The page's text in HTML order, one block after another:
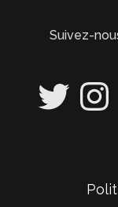
Suivez-
Twitter